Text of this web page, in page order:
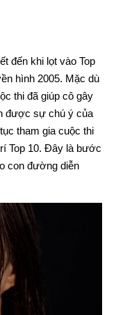
đến khi lọt vào Top
hình 2005. Mặc dù
thi đã giúp cô gây
được sự chú ý của
tham gia cuộc thi
Top 10. Đây là bước
con đường diễn